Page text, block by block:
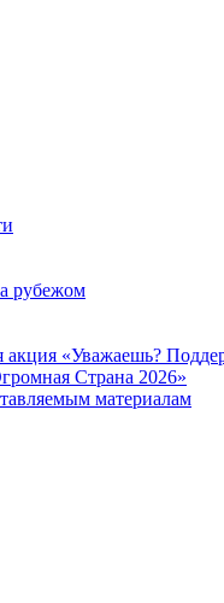
рубежом
акция «Уважаешь?
Страна 2026»
материалам